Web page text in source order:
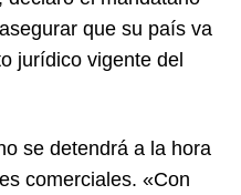
que su país va
jurídico vigente del
se detendrá a la hora
comerciales. «Con